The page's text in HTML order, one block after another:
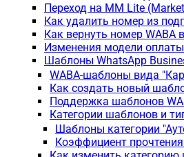
Переход на MM Lite
Как удалить номер из
Как вернуть номер WABA
Изменения модели
Шаблоны WhatsApp
WABA-шаблоны вида
Как создать новый
Поддержка шаблонов
Категории шаблонов и
Шаблоны категории
Коэффициент